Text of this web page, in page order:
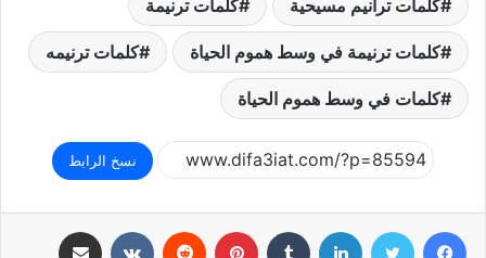
كلمات ترانيم مسيحية كلمات ترنيمة
كلمات ترنيمة في وسط هموم الحياة كلمات ترنيمه
كلمات في وسط هموم الحياة
نسخ الرابط
فيسبوك تويتر لينكدإن بينتيريست